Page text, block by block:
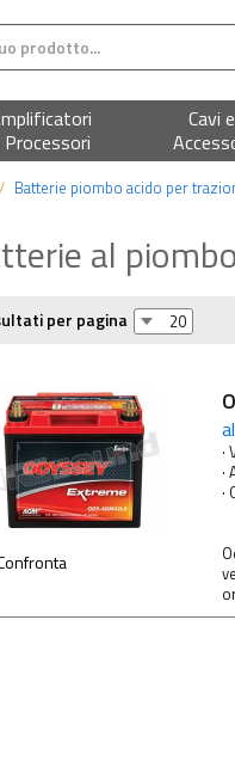
Processori
Cavi e
Batterie piombo acido per
al
per pagina
·
·